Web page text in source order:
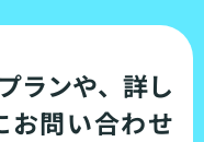
ランや、詳し
お問い合わせ